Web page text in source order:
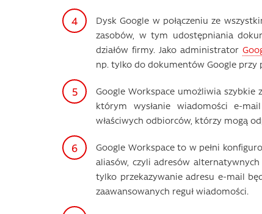
Dysk Google w połączeniu ze
zasobów, w tym udostępniania
działów firmy. Jako administrator
np. tylko do dokumentów Google przy
Google Workspace umożliwia
którym wysłanie wiadomości e-
właściwych odbiorców, którzy mogą
Google Workspace to w pełni
aliasów, czyli adresów
tylko przekazywanie adresu e-mail
zaawansowanych reguł wiadomości.